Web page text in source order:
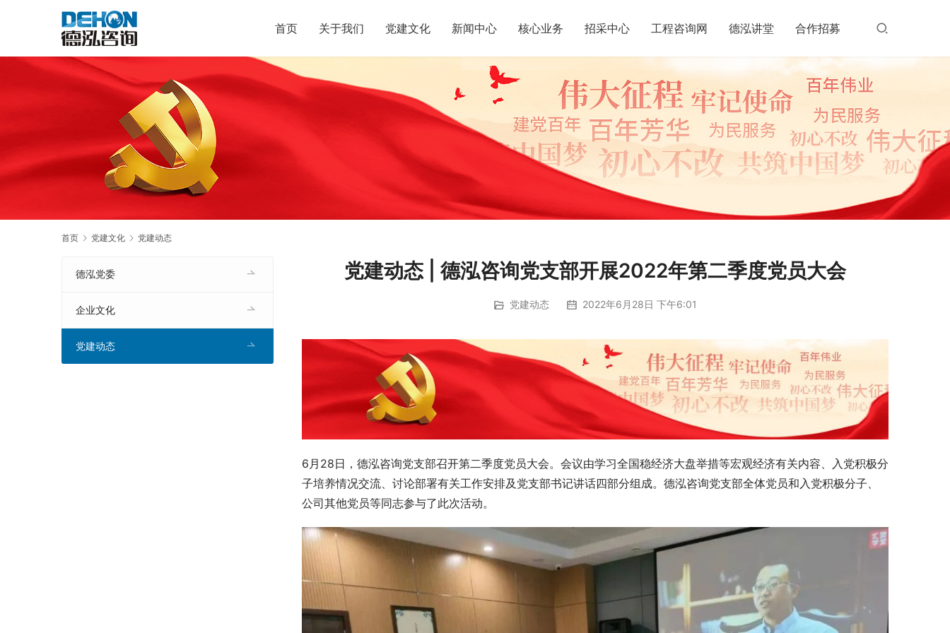
首页 关于我们 党建文化 新闻中心 核心业务 招采中心 工程咨询网 德泓讲堂 合作招募
首页 党建文化 党建动态
党建动态 | 德泓咨询党支部开展2022年第二季度党员大会
党建动态 2022年6月28日 下午6:01
6月28日，德泓咨询党支部召开第二季度党员大会。会议由学习全国稳经济大盘举措等宏观经济有关内容、入党积极分
子培养情况交流、讨论部署有关工作安排及党支部书记讲话四部分组成。德泓咨询党支部全体党员和入党积极分子、
公司其他党员等同志参与了此次活动。
德泓党委
企业文化
党建动态